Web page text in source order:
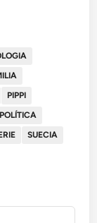
PIPPI
POLÍTICA
SUECIA